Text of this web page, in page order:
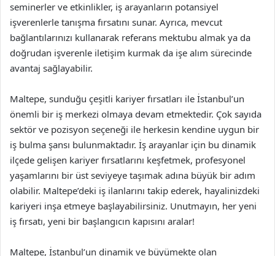
seminerler ve etkinlikler, iş arayanların potansiyel
işverenlerle tanışma fırsatını sunar. Ayrıca, mevcut
bağlantılarınızı kullanarak referans mektubu almak ya da
doğrudan işverenle iletişim kurmak da işe alım sürecinde
avantaj sağlayabilir.
Maltepe, sunduğu çeşitli kariyer fırsatları ile İstanbul’un
önemli bir iş merkezi olmaya devam etmektedir. Çok sayıda
sektör ve pozisyon seçeneği ile herkesin kendine uygun bir
iş bulma şansı bulunmaktadır. İş arayanlar için bu dinamik
ilçede gelişen kariyer fırsatlarını keşfetmek, profesyonel
yaşamlarını bir üst seviyeye taşımak adına büyük bir adım
olabilir. Maltepe’deki iş ilanlarını takip ederek, hayalinizdeki
kariyeri inşa etmeye başlayabilirsiniz. Unutmayın, her yeni
iş fırsatı, yeni bir başlangıcın kapısını aralar!
Maltepe, İstanbul’un dinamik ve büyümekte olan